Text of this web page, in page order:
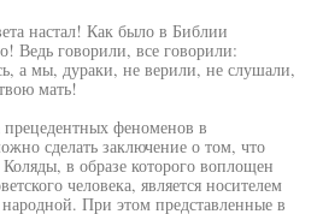
настал! Как было в Библии
Ведь говорили, все говорили:
а мы, дураки, не верили, не слушали,
мать!
прецедентных феноменов в
сделать заключение о том, что
в образе которого воплощен
человека, является носителем
При этом представленные в